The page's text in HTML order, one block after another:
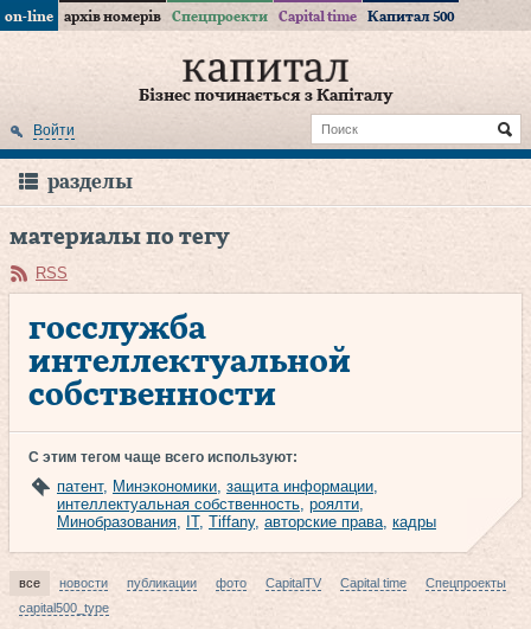
on-line архів номерів Спецпроекти Capital time Капитал 500
Бізнес починається з Капіталу
Войти
разделы
материалы по тегу
RSS
госслужба
интеллектуальной
собственности
С этим тегом чаще всего используют:
патент, Минэкономики, защита информации,
интеллектуальная собственность, роялти,
Минобразования, IT, Tiffany, авторские права, кадры
все новости публикации фото CapitalTV Capital time
Спецпроекты
capital500_type